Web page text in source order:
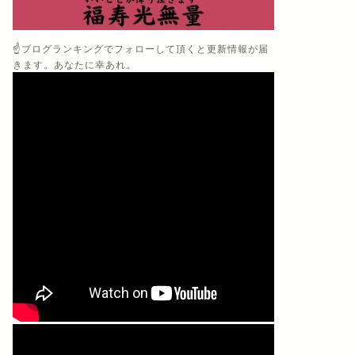
☝️ブログランキングでフォローして頂くと更新情報が届
きます。あなたに幸あれ。